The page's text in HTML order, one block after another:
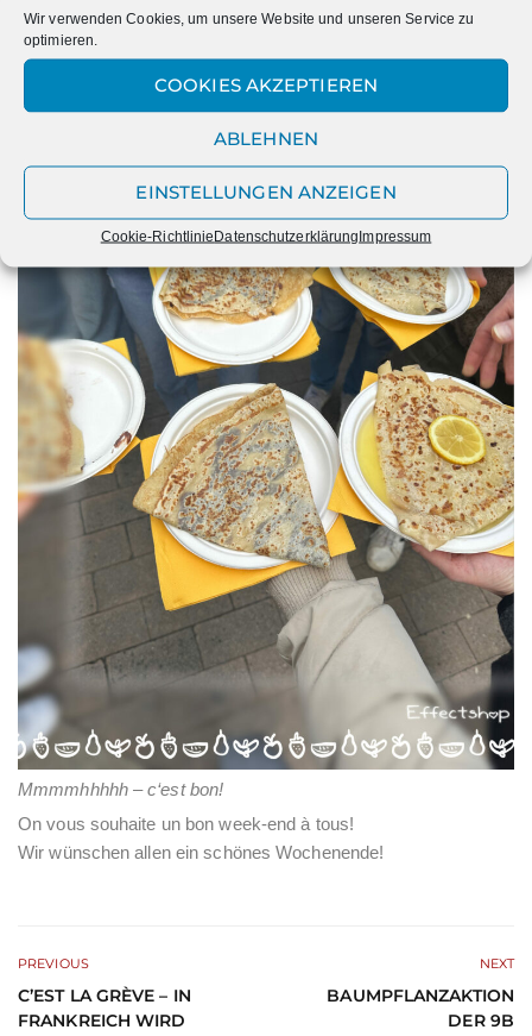
Wir verwenden Cookies, um unsere Website und unseren Service zu
optimieren.
COOKIES AKZEPTIEREN
ABLEHNEN
EINSTELLUNGEN ANZEIGEN
Cookie-RichtlinieDatenschutzerklärungImpressum
Mmmmhhhhh – c‘est bon!
On vous souhaite un bon week-end à tous!
Wir wünschen allen ein schönes Wochenende!
PREVIOUS
C’EST LA GRÈVE – IN
FRANKREICH WIRD
NEXT
BAUMPFLANZAKTION
DER 9B